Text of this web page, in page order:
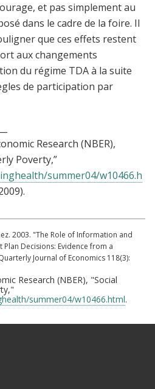
et pas simplement au
dans le cadre de la foire. Il
que ces effets restent
aux changements
du régime TDA à la suite
de participation par
Research (NBER),
Poverty,”
summer04/w10466.h
2003. "The Role of Information and
Decisions: Evidence from a
Journal of Economics 118(3):
Research (NBER), "Social
summer04/w10466.html.